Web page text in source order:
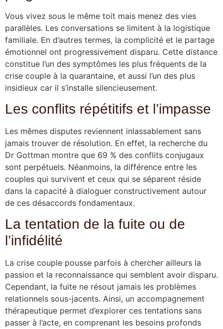
Vous vivez sous le même toit mais menez des vies
parallèles. Les conversations se limitent à la logistique
familiale. En d’autres termes, la complicité et le partage
émotionnel ont progressivement disparu. Cette distance
constitue l’un des symptômes les plus fréquents de la
crise couple à la quarantaine, et aussi l’un des plus
insidieux car il s’installe silencieusement.
Les conflits répétitifs et l’impasse
Les mêmes disputes reviennent inlassablement sans
jamais trouver de résolution. En effet, la recherche du
Dr Gottman montre que 69 % des conflits conjugaux
sont perpétuels. Néanmoins, la différence entre les
couples qui survivent et ceux qui se séparent réside
dans la capacité à dialoguer constructivement autour
de ces désaccords fondamentaux.
La tentation de la fuite ou de
l’infidélité
La crise couple pousse parfois à chercher ailleurs la
passion et la reconnaissance qui semblent avoir disparu.
Cependant, la fuite ne résout jamais les problèmes
relationnels sous-jacents. Ainsi, un accompagnement
thérapeutique permet d’explorer ces tentations sans
passer à l’acte, en comprenant les besoins profonds